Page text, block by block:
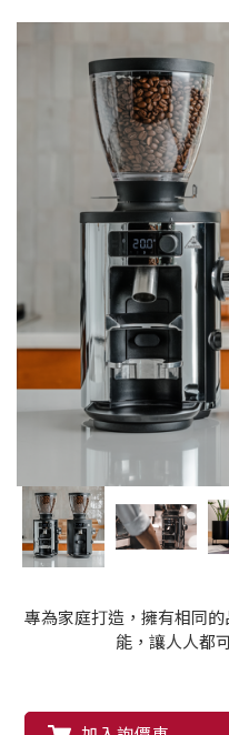
專為家庭打造，擁有相同
能，讓人人都